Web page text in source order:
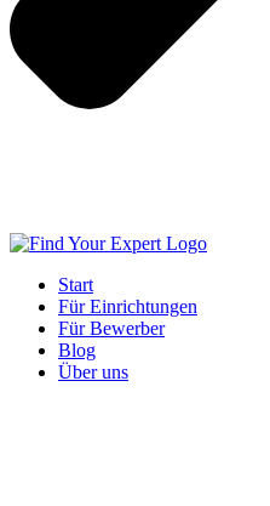
Start
Für Einrichtungen
Für Bewerber
Blog
Über uns